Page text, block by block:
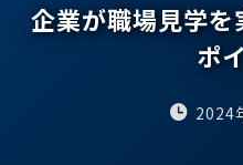
企業が職場見学
ポ
2024